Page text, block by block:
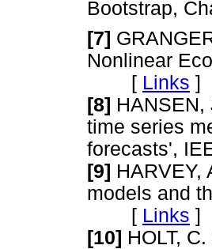
Bootstrap,
[7]
Nonlinear
[ Links ]
[8] HANSEN,
time series
forecasts',
[9] HARVEY,
models and
[ Links ]
[10] HOLT,